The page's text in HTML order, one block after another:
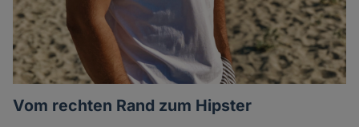
Vom rechten Rand zum Hipster